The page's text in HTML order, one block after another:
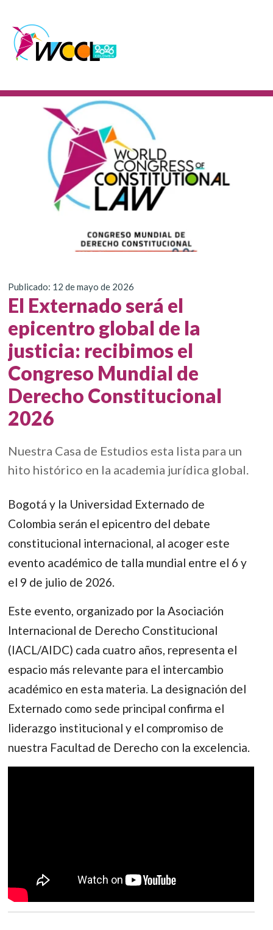
Publicado: 12 de mayo de 2026
El Externado será el
epicentro global de la
justicia: recibimos el
Congreso Mundial de
Derecho Constitucional
2026
Nuestra Casa de Estudios esta lista para un
hito histórico en la academia jurídica global.
Bogotá y la Universidad Externado de
Colombia serán el epicentro del debate
constitucional internacional, al acoger este
evento académico de talla mundial entre el 6 y
el 9 de julio de 2026.
Este evento, organizado por la Asociación
Internacional de Derecho Constitucional
(IACL/AIDC) cada cuatro años, representa el
espacio más relevante para el intercambio
académico en esta materia. La designación del
Externado como sede principal confirma el
liderazgo institucional y el compromiso de
nuestra Facultad de Derecho con la excelencia.